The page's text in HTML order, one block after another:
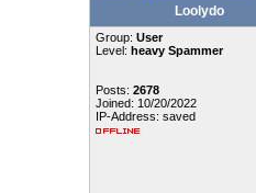
Loolydo
Group: User
Level: heavy Spammer
Posts: 2678
Joined: 10/20/2022
IP-Address: saved